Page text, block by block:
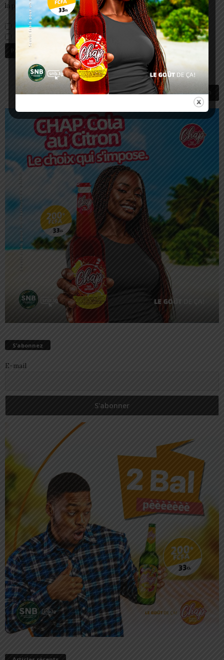
la prochaine fois que je commenterai.
Prévenez-moi de tous les nouveaux commentaires par e-mail.
Prévenez-moi de tous les nouveaux articles par e-mail.
S’abonnez
E-mail